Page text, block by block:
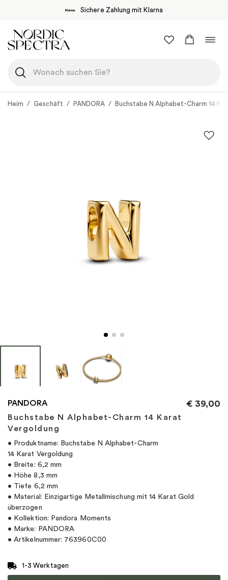
Sichere Zahlung mit Klarna
Inhalt
springen
Heim / Geschäft / PANDORA / Buchstabe N Alphabet-Charm 14
PANDORA
Buchstabe N Alphabet-Charm 14 Karat
Vergoldung
€ 39,00
• Produktname: Buchstabe N Alphabet-Charm
14 Karat Vergoldung
• Breite: 6,2 mm
• Höhe 8,3 mm
• Tiefe 6,2 mm
• Material: Einzigartige Metallmischung mit 14 Karat Gold
überzogen
• Kollektion: Pandora Moments
• Marke: PANDORA
• Artikelnummer: 763960C00
1-3 Werktagen